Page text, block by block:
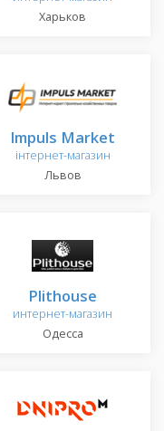
Харьков
Impuls Market
інтернет-магазин
Львов
Рlithouse
интернет-магазин
Одесса